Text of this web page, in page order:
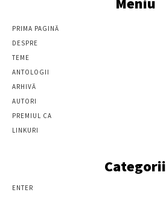
PRIMA PAGINĂ
DESPRE
TEME
ANTOLOGII
ARHIVĂ
AUTORI
PREMIUL CA
LINKURI
Categorii
ENTER